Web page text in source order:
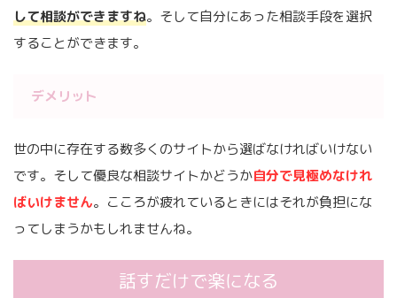
して相談ができますね。そして自分にあった相談手段を選択
することができます。
デメリット
世の中に存在する数多くのサイトから選ばなければいけない
です。そして優良な相談サイトかどうか自分で見極めなけれ
ばいけません。こころが疲れているときにはそれが負担にな
ってしまうかもしれませんね。
話すだけで楽になる